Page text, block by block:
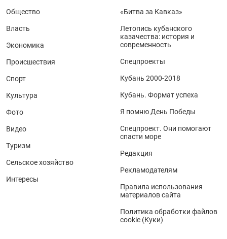
Общество
Власть
Экономика
Происшествия
Спорт
Культура
Фото
Видео
Туризм
Сельское хозяйство
Интересы
«Битва за Кавказ»
Летопись кубанского
казачества: история и
современность
Спецпроекты
Кубань 2000-2018
Кубань. Формат успеха
Я помню День Победы
Спецпроект. Они помогают
спасти море
Редакция
Рекламодателям
Правила использования
материалов сайта
Политика обработки файлов
cookie (Куки)